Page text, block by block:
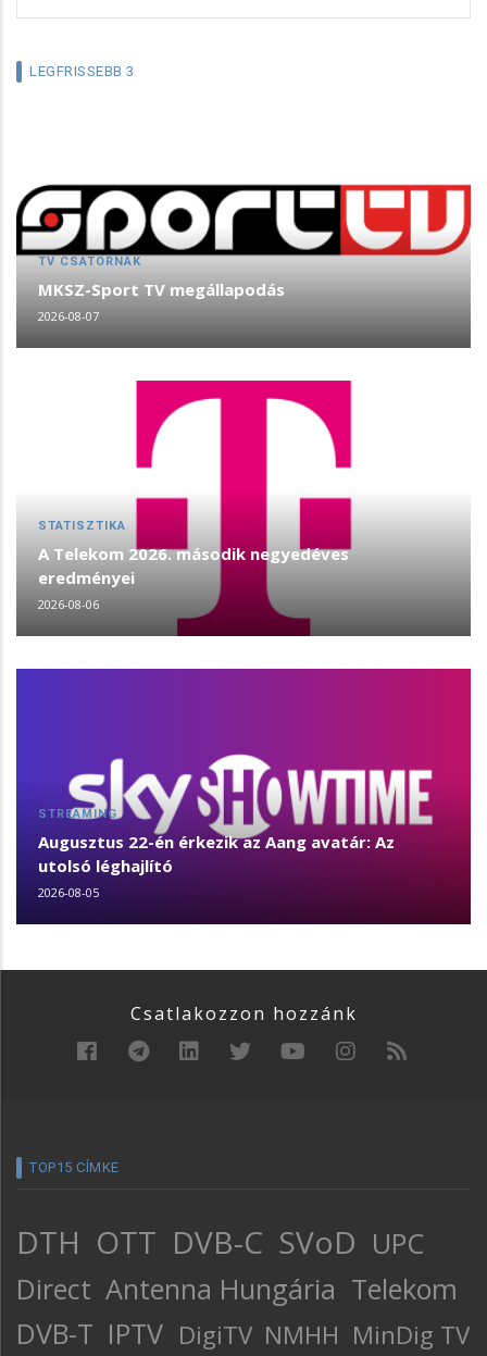
LEGFRISSEBB 3
TV CSATORNÁK
MKSZ-Sport TV megállapodás
2026-08-07
STATISZTIKA
A Telekom 2026. második negyedéves
eredményei
2026-08-06
STREAMING
Augusztus 22-én érkezik az Aang avatár: Az
utolsó léghajlító
2026-08-05
Csatlakozzon hozzánk
TOP15 CÍMKE
DTH OTT DVB-C SVoD UPC
Direct Antenna Hungária Telekom
DVB-T IPTV DigiTV NMHH MinDig TV